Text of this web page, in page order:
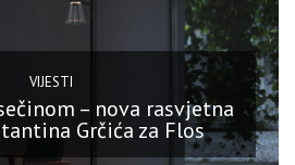
VIJESTI
– nova rasvjetna
Grčića za Flos